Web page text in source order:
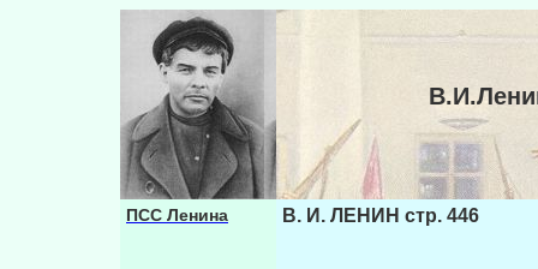
ПСС Ленина В. И. ЛЕНИН стр. 446